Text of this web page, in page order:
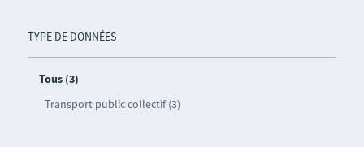
TYPE DE DONNÉES
Tous (3)
Transport public collectif (3)